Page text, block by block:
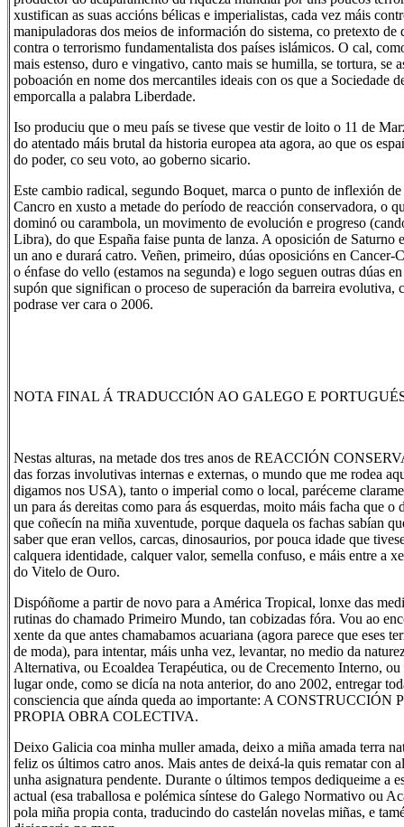
xustifican as suas accións bélicas e imperialistas, cada vez máis
manipuladoras dos meios de información do sistema, co pretexto de
contra o terrorismo fundamentalista dos países islámicos. O cal,
mais estenso, duro e vingativo, canto mais se humilla, se tortura, se
poboación en nome dos mercantiles ideais con os que a Sociedade
emporcalla a palabra Liberdade.
Iso produciu que o meu país se tivese que vestir de loito o 11 de
do atentado máis brutal da historia europea ata agora, ao que os
do poder, co seu voto, ao goberno sicario.
Este cambio radical, segundo Boquet, marca o punto de inflexión
Cancro en xusto a metade do período de reacción conservadora, o
dominó ou carambola, un movimento de evolución e progreso
Libra), do que España faise punta de lanza. A oposición de Saturno
un ano e durará catro. Veñen, primeiro, dúas oposicións en Cancer-
o énfase do vello (estamos na segunda) e logo seguen outras dúas
supón que significan o proceso de superación da barreira evolutiva,
podrase ver cara o 2006.
NOTA FINAL Á TRADUCCIÓN AO GALEGO E
Nestas alturas, na metade dos tres anos de REACCIÓN
das forzas involutivas internas e externas, o mundo que me rodea
digamos nos USA), tanto o imperial como o local, paréceme
un para ás dereitas como para ás esquerdas, moito máis facha que o
que coñecín na miña xuventude, porque daquela os fachas sabían
saber que eran vellos, carcas, dinosaurios, por pouca idade que
calquera identidade, calquer valor, semella confuso, e máis entre a
do Vitelo de Ouro.
Dispóñome a partir de novo para a América Tropical, lonxe das
rutinas do chamado Primeiro Mundo, tan cobizadas fóra. Vou ao
xente da que antes chamabamos acuariana (agora parece que eses
de moda), para intentar, máis unha vez, levantar, no medio da
Alternativa, ou Ecoaldea Terapéutica, ou de Crecemento Interno,
lugar onde, como se dicía na nota anterior, do ano 2002, entregar
consciencia que aínda queda ao importante: A CONSTRUCCIÓN
PROPIA OBRA COLECTIVA.
Deixo Galicia coa minha muller amada, deixo a miña amada terra
feliz os últimos catro anos. Mais antes de deixá-la quis rematar con
unha asignatura pendente. Durante o últimos tempos dediqueime a
actual (esa traballosa e polémica síntese do Galego Normativo ou
pola miña propia conta, traducindo do castelán novelas miñas, e